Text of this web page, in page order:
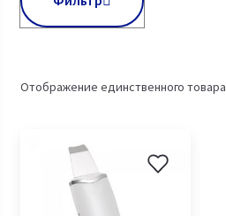
Отображение единственного товара